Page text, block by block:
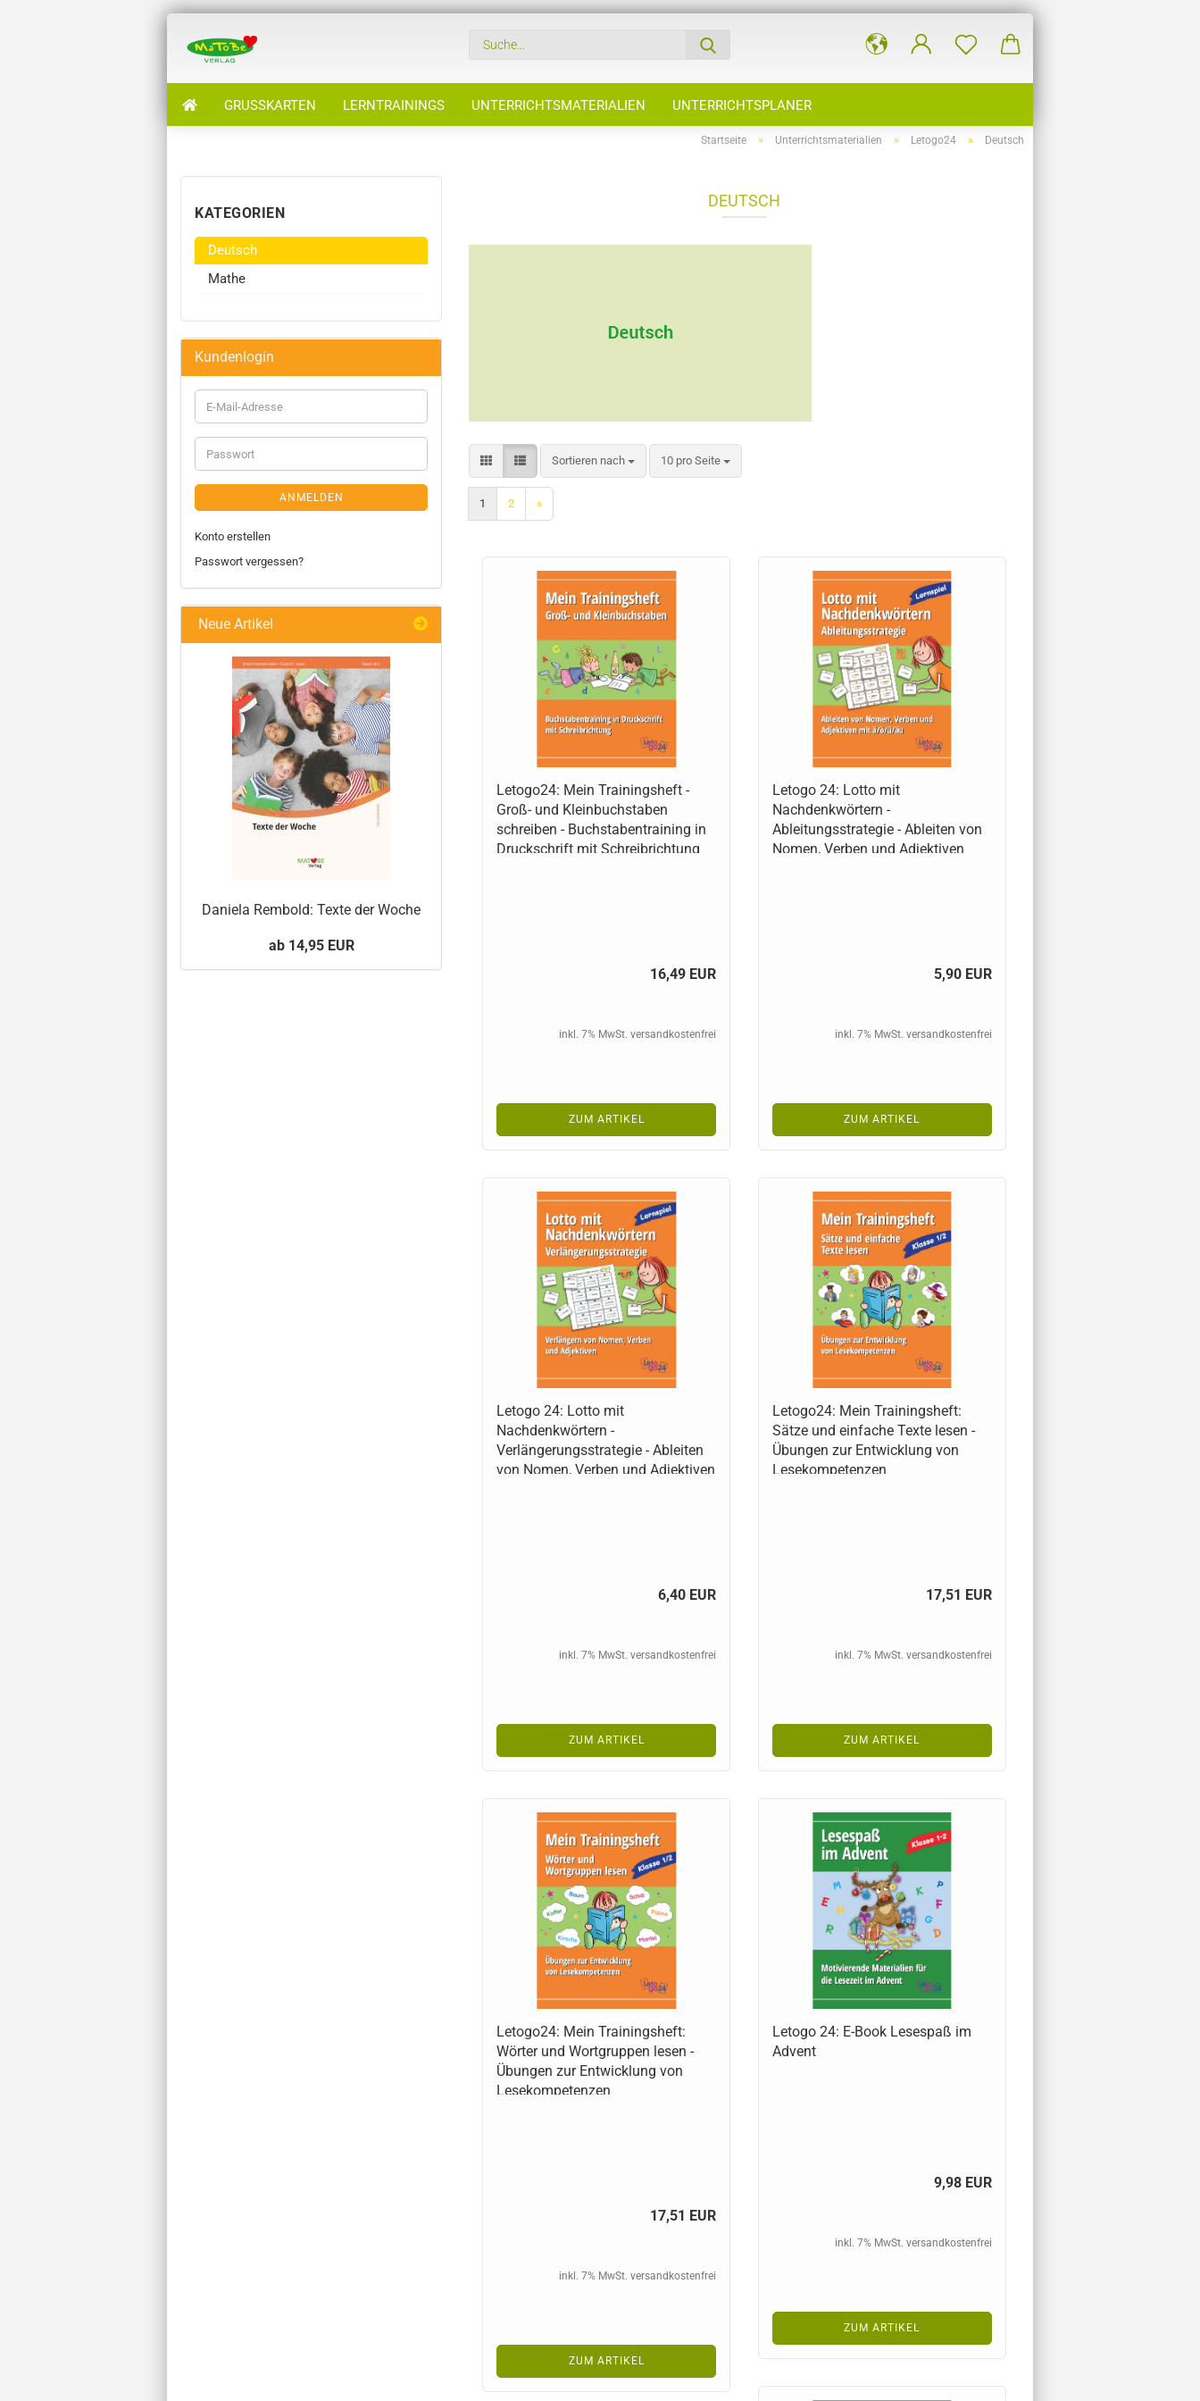
GRUSSKARTEN LERNTRAININGS UNTERRICHTSMATERIALIEN UNTERRICHTSPLANER
Startseite » Unterrichtsmaterialien » Letogo24 » Deutsch
DEUTSCH
Sortieren nach 10 pro Seite
1 2 »
Letogo24: Mein Trainingsheft -
Groß- und Kleinbuchstaben
schreiben - Buchstabentraining in
Druckschrift mit Schreibrichtung
16,49 EUR
inkl. 7% MwSt. versandkostenfrei
ZUM ARTIKEL
Letogo 24: Lotto mit
Nachdenkwörtern -
Ableitungsstrategie - Ableiten von
Nomen, Verben und Adjektiven
5,90 EUR
inkl. 7% MwSt. versandkostenfrei
ZUM ARTIKEL
Letogo 24: Lotto mit
Nachdenkwörtern -
Verlängerungsstrategie - Ableiten
von Nomen, Verben und Adjektiven
6,40 EUR
inkl. 7% MwSt. versandkostenfrei
ZUM ARTIKEL
Letogo24: Mein Trainingsheft:
Sätze und einfache Texte lesen -
Übungen zur Entwicklung von
Lesekompetenzen
17,51 EUR
inkl. 7% MwSt. versandkostenfrei
ZUM ARTIKEL
Letogo24: Mein Trainingsheft:
Wörter und Wortgruppen lesen -
Übungen zur Entwicklung von
Lesekompetenzen
17,51 EUR
inkl. 7% MwSt. versandkostenfrei
ZUM ARTIKEL
Letogo 24: E-Book Lesespaß im
Advent
9,98 EUR
inkl. 7% MwSt. versandkostenfrei
ZUM ARTIKEL
KATEGORIEN
Deutsch
Mathe
Kundenlogin
ANMELDEN
Konto erstellen
Passwort vergessen?
Neue Artikel
Daniela Rembold: Texte der Woche
ab 14,95 EUR